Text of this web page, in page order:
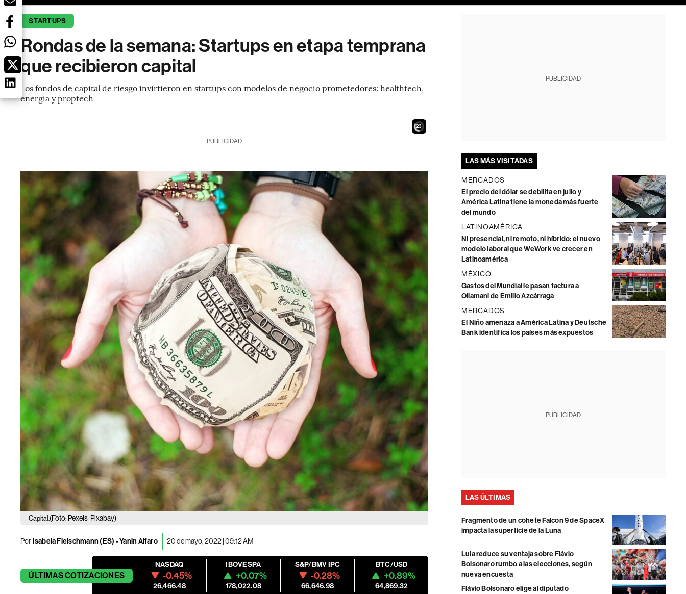
STARTUPS
Rondas de la semana: Startups en etapa temprana
que recibieron capital
Los fondos de capital de riesgo invirtieron en startups con modelos de negocio prometedores: healthtech,
energia y proptech
21
PUBLICIDAD
Capital.(Foto: Pexels-Pixabay)
PorIsabela Fleischmann (ES) -Yanin Alfaro 20 de mayo, 2022 | 09:12 AM
ÚLTIMASCOTIZACIONES
NASDAQ
-0.45%
26,466.48
IBOVESPA
+0.07%
178,022.08
S&P/BMV IPC
-0.28%
66,646.98
BTC/USD
+0.89%
64,869.32
PUBLICIDAD
LAS MÁS VISITADAS
MERCADOS
El precio del dólar se debilita en julio y
América Latina tiene la moneda más fuerte
del mundo
LATINOAMÉRICA
Ni presencial, ni remoto, ni híbrido: el nuevo
modelo laboral que WeWork ve crecer en
Latinoamérica
MÉXICO
Gastos del Mundial le pasan factura a
Ollamani de Emilio Azcárraga
MERCADOS
El Niño amenaza a América Latina y Deutsche
Bank identifica los países más expuestos
PUBLICIDAD
LAS ÚLTIMAS
Fragmento de un cohete Falcon 9 de SpaceX
impacta la superficie de la Luna
Lula reduce su ventaja sobre Flávio
Bolsonaro rumbo a las elecciones, según
nueva encuesta
Flávio Bolsonaro elige al diputado